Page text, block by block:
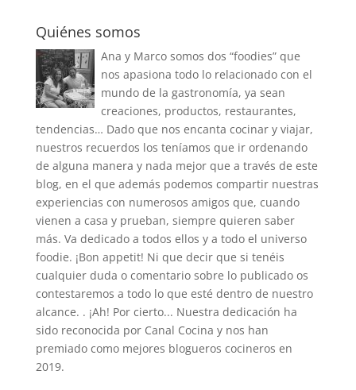
Quiénes somos
Ana y Marco somos dos “foodies” que
nos apasiona todo lo relacionado con el
mundo de la gastronomía, ya sean
creaciones, productos, restaurantes,
tendencias… Dado que nos encanta cocinar y viajar,
nuestros recuerdos los teníamos que ir ordenando
de alguna manera y nada mejor que a través de este
blog, en el que además podemos compartir nuestras
experiencias con numerosos amigos que, cuando
vienen a casa y prueban, siempre quieren saber
más. Va dedicado a todos ellos y a todo el universo
foodie. ¡Bon appetit! Ni que decir que si tenéis
cualquier duda o comentario sobre lo publicado os
contestaremos a todo lo que esté dentro de nuestro
alcance. . ¡Ah! Por cierto... Nuestra dedicación ha
sido reconocida por Canal Cocina y nos han
premiado como mejores blogueros cocineros en
2019.